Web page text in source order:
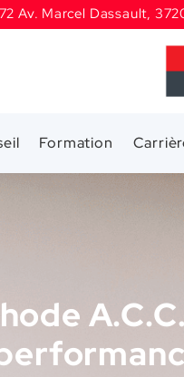
72 Av. Marcel Dassault,
Formation